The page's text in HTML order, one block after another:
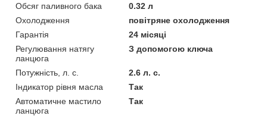
Обсяг паливного бака
0.32 л
Охолодження
повітряне охолодження
Гарантія
24 місяці
Регулювання натягу
ланцюга
З допомогою ключа
Потужність, л. с.
2.6 л. с.
Індикатор рівня масла
Так
Автоматичне мастило
ланцюга
Так